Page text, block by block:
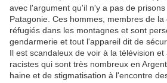
avec l'argument qu'il n'y a pas de
Patagonie. Ces hommes, membres de
réfugiés dans les montagnes et sont
gendarmerie et tout l'appareil dit de
Il est scandaleux de voir à la télévision
racistes qui sont très nombreux en
haine et de stigmatisation à l'encontre